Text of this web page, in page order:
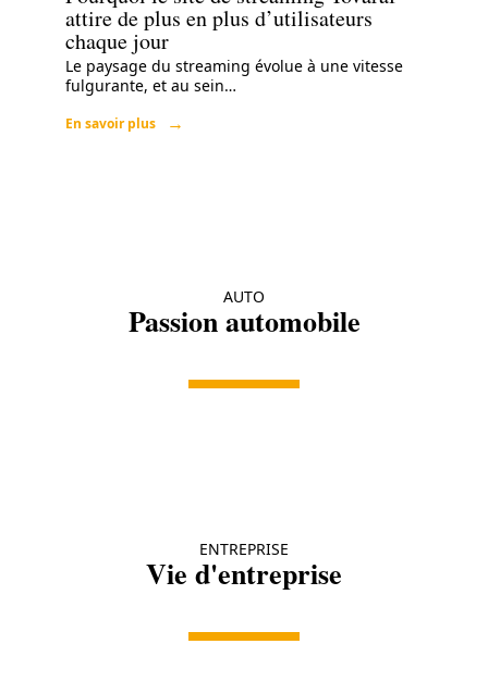
attire de plus en plus d’utilisateurs
chaque jour
Le paysage du streaming évolue à une vitesse
fulgurante, et au sein…
En savoir plus
AUTO
Passion automobile
ENTREPRISE
Vie d'entreprise